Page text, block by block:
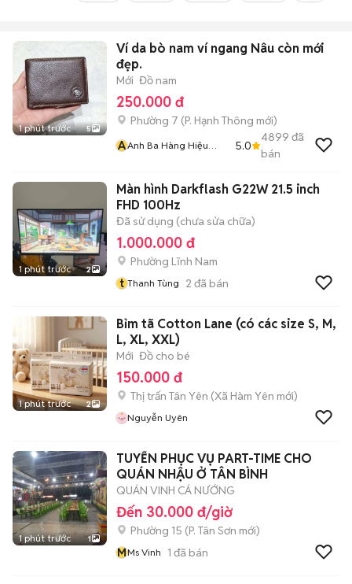
1 phút trước 5
Ví da bò nam ví ngang Nâu còn mới
đẹp.
Mới Đồ nam
250.000 đ
Phường 7 (P. Hạnh Thông mới)
AAnh Ba Hàng Hiệu
5.0
4899 đã
bán
1 phút trước 2
Màn hình Darkflash G22W 21.5 inch
FHD 100Hz
Đã sử dụng (chưa sửa chữa)
1.000.000 đ
Phường Lĩnh Nam
t Thanh Tùng 2 đã bán
1 phút trước 2
Bỉm tã Cotton Lane (có các size S, M,
L, XL, XXL)
Mới Đồ cho bé
150.000 đ
Thị trấn Tân Yên (Xã Hàm Yên mới)
Nguyễn Uyên
1 phút trước 1
TUYỂN PHỤC VỤ PART-TIME CHO
QUÁN NHẬU Ở TÂN BÌNH
QUÁN VINH CÁ NƯỚNG
Đến 30.000 đ/giờ
Phường 15 (P. Tân Sơn mới)
MMs Vinh 1 đã bán